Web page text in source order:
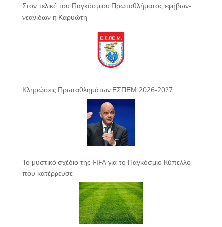
Στον τελικό του Παγκόσμιου Πρωταθλήματος εφήβων-
νεανίδων η Καρυώτη
Κληρώσεις Πρωταθλημάτων ΕΣΠΕΜ 2026-2027
Το μυστικό σχέδιο της FIFA για το Παγκόσμιο Κύπελλο
που κατέρρευσε